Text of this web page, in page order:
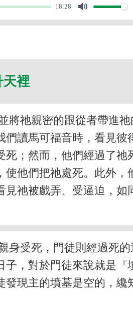
18:28
天裡
將祂親密的跟從者帶進
讀馬可福音時，看見彼
；然而，他們經過了祂
他們把祂處死。此外，
祂被戲弄、受逼迫，如
身受死，門徒則經過死
，對於門徒來說就是『
現主的墳墓是空的，纔